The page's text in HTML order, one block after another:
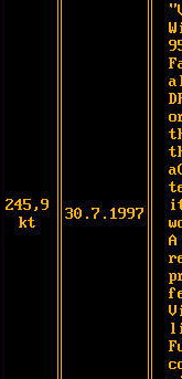
245,9
kt
30.7.1997